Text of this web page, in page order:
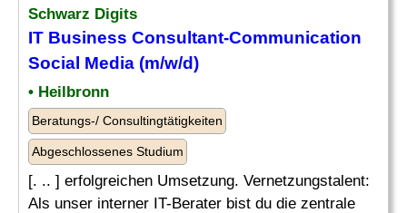
Schwarz Digits
IT Business Consultant-Communication
Social Media (m/w/d)
• Heilbronn
Beratungs-/ Consultingtätigkeiten
Abgeschlossenes Studium
[. .. ] erfolgreichen Umsetzung. Vernetzungstalent:
Als unser interner IT-Berater bist du die zentrale